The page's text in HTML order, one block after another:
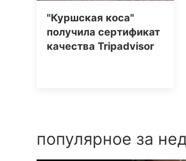
"Куршская коса"
получила сертификат
качества Tripаdvisor
популярное за